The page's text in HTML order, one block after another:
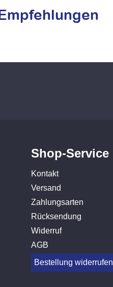
Shop-Service
Kontakt
Versand
Zahlungsarten
Rücksendung
Widerruf
AGB
Bestellung widerrufen